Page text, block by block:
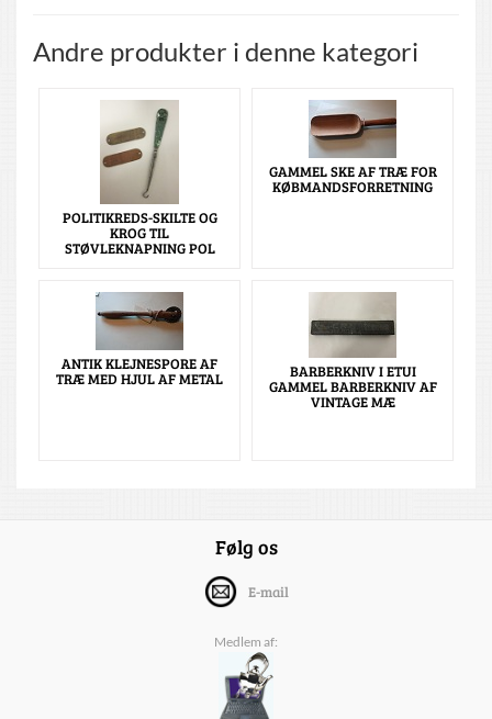
Andre produkter i denne kategori
POLITIKREDS-SKILTE OG
KROG TIL
STØVLEKNAPNING POL
GAMMEL SKE AF TRÆ FOR
KØBMANDSFORRETNING
ANTIK KLEJNESPORE AF
TRÆ MED HJUL AF METAL BARBERKNIV I ETUI
GAMMEL BARBERKNIV AF
VINTAGE MÆ
Følg os
E-mail
Medlem af: